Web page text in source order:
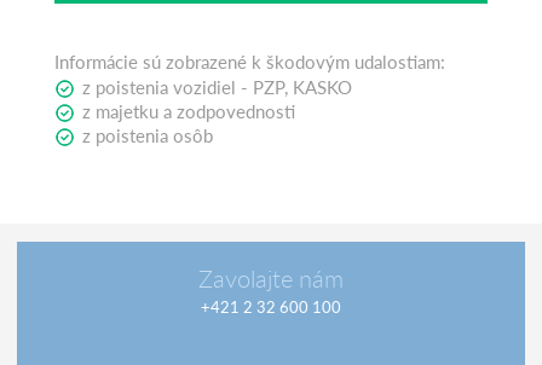
Informácie sú zobrazené k škodovým udalostiam:
z poistenia vozidiel - PZP, KASKO
z majetku a zodpovednosti
z poistenia osôb
Zavolajte nám
+421 2 32 600 100